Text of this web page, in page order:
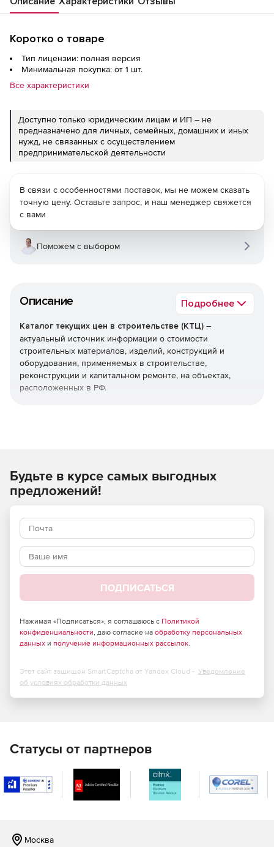
места
Коротко о товаре
Тип лицензии: полная версия
Минимальная покупка: от 1 шт.
Все характеристики
Доступно только юридическим лицам и ИП – не
предназначено для личных, семейных, домашних и иных
нужд, не связанных с осуществлением
предпринимательской деятельности
Описание Подробнее
Каталог текущих цен в строительстве (КТЦ) –
актуальный источник информации о стоимости
строительных материалов, изделий, конструкций и
оборудования, применяемых в строительстве,
реконструкции и капитальном ремонте, на объектах,
расположенных в РФ.
объектов, расположенных в Российской Федерации.
В связи с особенностями поставок, мы не можем сказать
точную цену. Оставьте запрос, и наш менеджер свяжется
с вами
Поможем с выбором
Будьте в курсе самых выгодных
предложений!
ПОДПИСАТЬСЯ
Нажимая «Подписаться», я соглашаюсь с Политикой
конфиденциальности, даю согласие на обработку персональных
данных и получение информационных рассылок.
Этот сайт защищен SmartCaptcha от Yandex Cloud - Уведомление
об условиях обработки данных
Статусы от партнеров
Москва